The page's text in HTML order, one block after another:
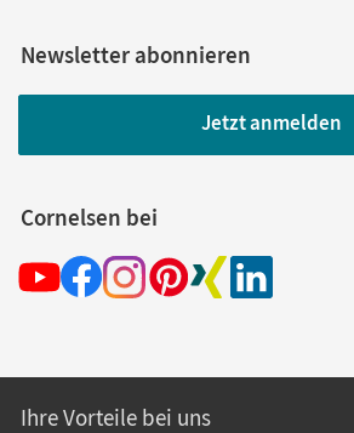
Newsletter abonnieren
Jetzt anmelden
Cornelsen bei
Ihre Vorteile bei uns